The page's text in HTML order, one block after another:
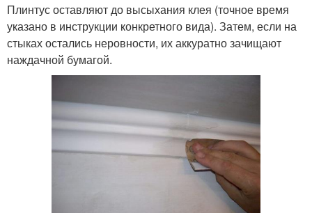
Плинтус оставляют до высыхания клея (точное время
указано в инструкции конкретного вида). Затем, если на
стыках остались неровности, их аккуратно зачищают
наждачной бумагой.